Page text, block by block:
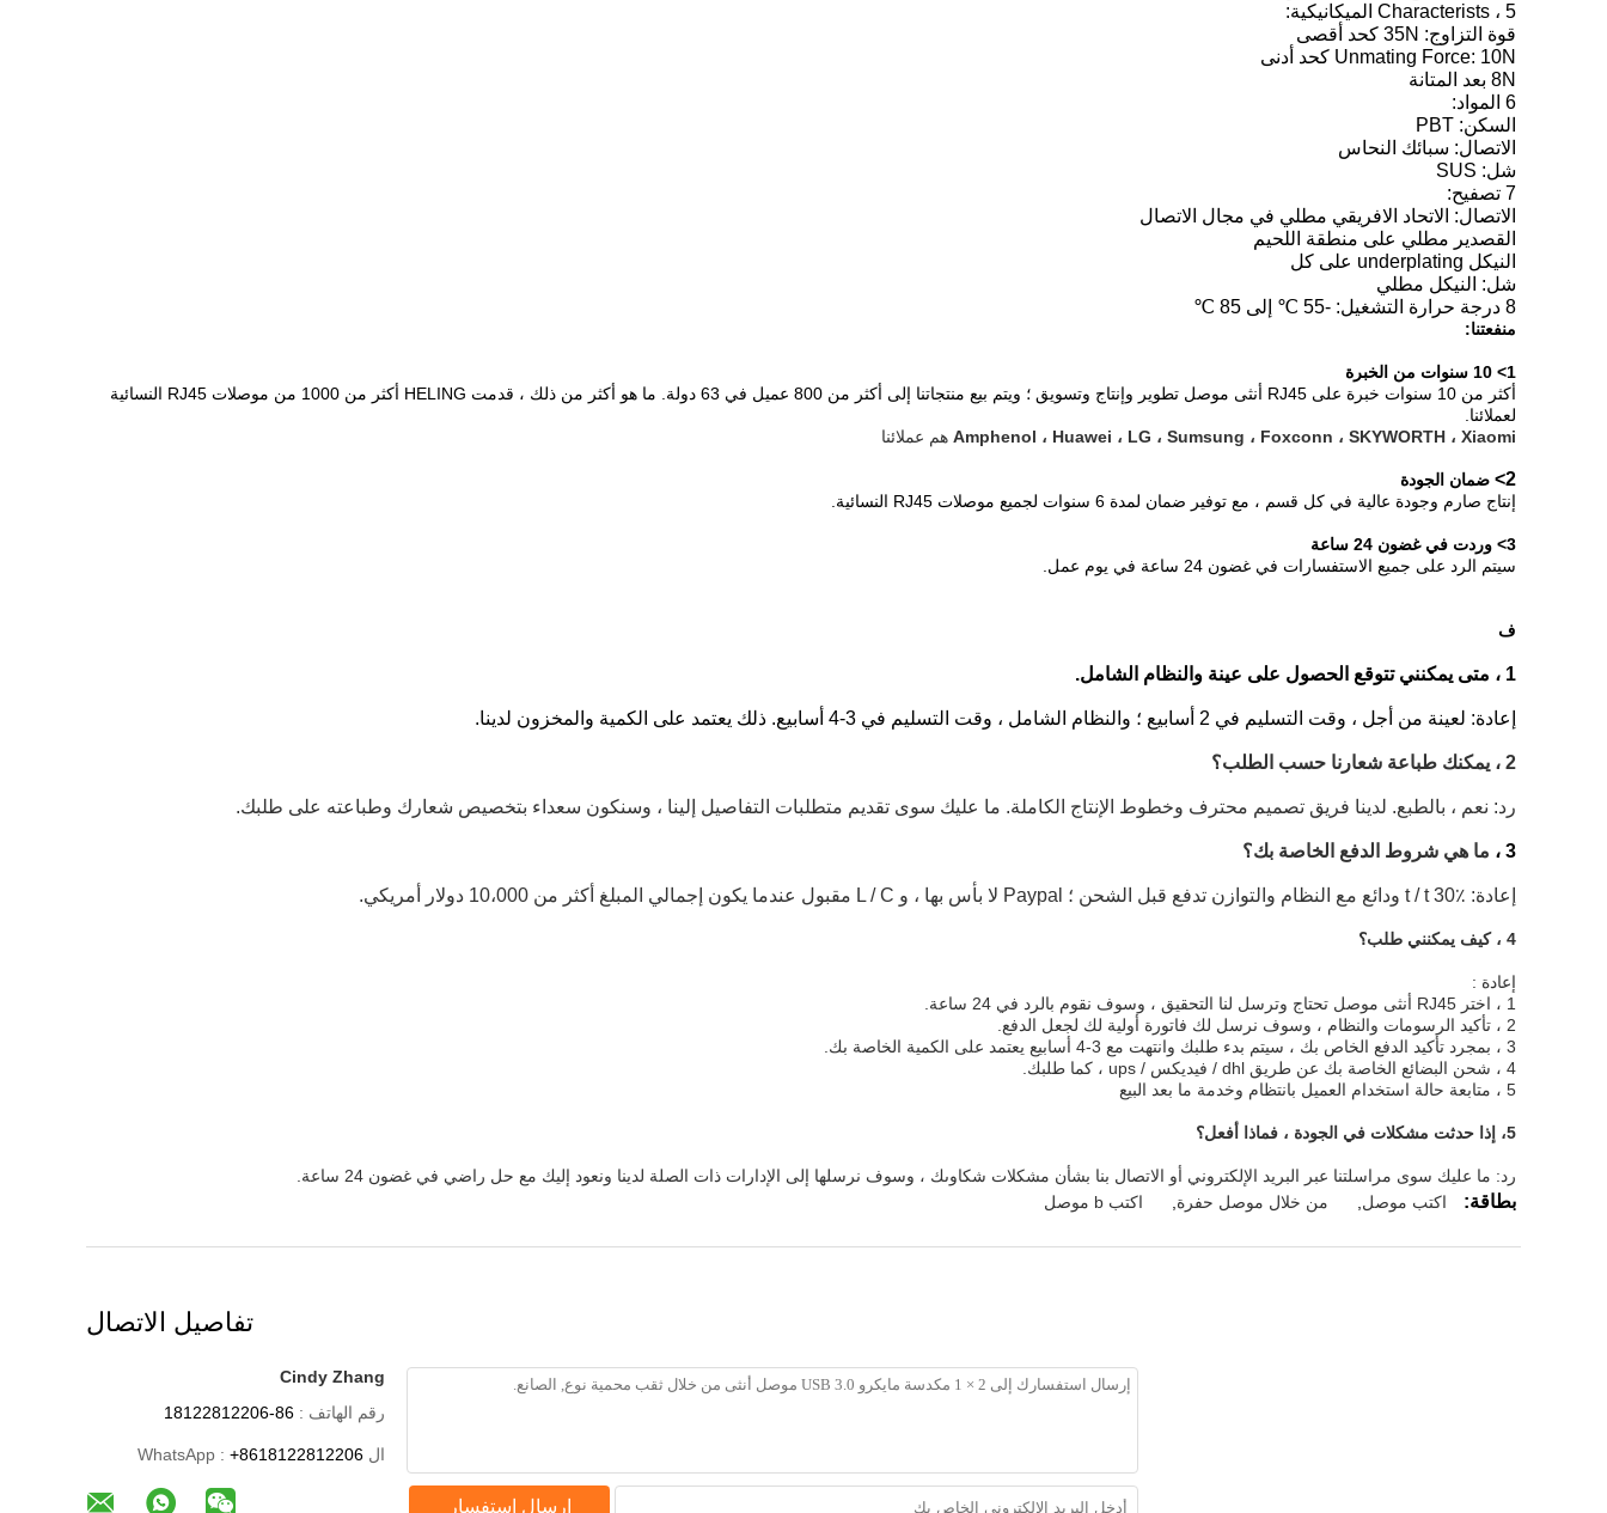
5 ، Characterists الميكانيكية:
قوة التزاوج: 35N كحد أقصى
Unmating Force: 10N كحد أدنى
8N بعد المتانة
6 المواد:
السكن: PBT
الاتصال: سبائك النحاس
شل: SUS
7 تصفيح:
الاتصال: الاتحاد الافريقي مطلي في مجال الاتصال
القصدير مطلي على منطقة اللحيم
النيكل underplating على كل
شل: النيكل مطلي
8 درجة حرارة التشغيل: -55 ℃ إلى 85 ℃
منفعتنا:
1> 10 سنوات من الخبرة
أكثر من 10 سنوات خبرة على RJ45 أنثى موصل تطوير وإنتاج وتسويق ؛
ويتم بيع منتجاتنا إلى أكثر من 800 عميل في 63 دولة.
ما هو أكثر من ذلك ، قدمت HELING أكثر من 1000 من موصلات RJ45 النسائية
لعملائنا.
Amphenol ، Huawei ، LG ، Sumsung ، Foxconn ، SKYWORTH ، Xiaomi هم عملائنا
2>
ضمان الجودة
إنتاج صارم وجودة عالية في كل قسم ، مع توفير ضمان لمدة 6 سنوات لجميع موصلات RJ45 النسائية.
3> وردت في غضون 24 ساعة
سيتم الرد على جميع الاستفسارات في غضون 24 ساعة في يوم عمل.
ف
1 ، متى يمكنني تتوقع الحصول على عينة والنظام الشامل.
إعادة: لعينة من أجل ، وقت التسليم في 2 أسابيع ؛ والنظام الشامل ، وقت التسليم في 3-4 أسابيع. ذلك يعتمد على الكمية والمخزون لدينا.
2 ، يمكنك طباعة شعارنا حسب الطلب؟
رد: نعم ، بالطبع. لدينا فريق تصميم محترف وخطوط الإنتاج الكاملة. ما عليك سوى تقديم متطلبات التفاصيل إلينا ، وسنكون سعداء بتخصيص شعارك وطباعته على طلبك.
3 ، ما هي شروط الدفع الخاصة بك؟
إعادة: t / t 30٪ ودائع مع النظام والتوازن تدفع قبل الشحن ؛ Paypal لا بأس بها ، و L / C مقبول عندما يكون إجمالي المبلغ أكثر من 10،000 دولار أمريكي.
4 ، كيف يمكنني طلب؟
إعادة :
1 ، اختر RJ45 أنثى موصل تحتاج وترسل لنا التحقيق ، وسوف نقوم بالرد في 24 ساعة.
2 ، تأكيد الرسومات والنظام ، وسوف نرسل لك فاتورة أولية لك لجعل الدفع.
3 ، بمجرد تأكيد الدفع الخاص بك ، سيتم بدء طلبك وانتهت مع 3-4 أسابيع يعتمد على الكمية الخاصة بك.
4 ، شحن البضائع الخاصة بك عن طريق dhl / فيديكس / ups ، كما طلبك.
5 ، متابعة حالة استخدام العميل بانتظام وخدمة ما بعد البيع
5، إذا حدثت مشكلات في الجودة ، فماذا أفعل؟
رد: ما عليك سوى مراسلتنا عبر البريد الإلكتروني أو الاتصال بنا بشأن مشكلات شكاوىك ، وسوف نرسلها إلى الإدارات ذات الصلة لدينا ونعود إليك مع حل راضي في غضون 24 ساعة.
بطاقة: اكتب موصل من خلال موصل حفرة اكتب b موصل
تفاصيل الاتصال
Cindy Zhang
رقم الهاتف :
ال WhatsApp : +8618122812206
إرسال استفسار